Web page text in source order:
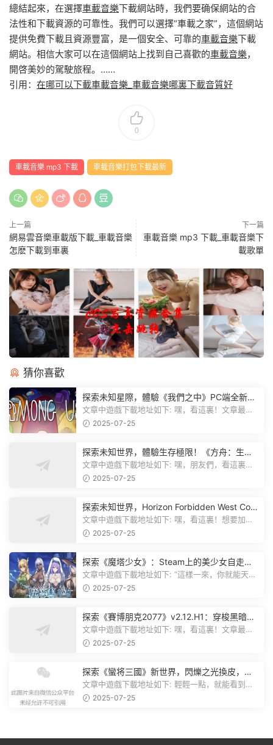
總結起來，在選擇車載音樂下載網站時，我們要确保網站的合
法性和下載資源的可靠性。我們可以選擇“車載之家”，這個網站
提供免費下載且資源豐富，是一個安全、可靠的車載音樂下載
網站。相信大家可以在這個網站上找到自己喜歡的車載音樂，
開啓美妙的駕駛旅程。……
引用： 在哪可以下載車載音樂_車載音樂哪裏下載音質好
0
車載音樂 mp3 下載 車載音樂打包下載最新
上一篇
網易雲音樂車載版下載_車載音樂
怎麽下載到車裏
下一篇
車載音樂 mp3 下載_車載音樂下
載歌單
猜你喜歡
探索未知星際，體驗《我們之中》PC端全新版
本
文章中遊戲下載地址如下: 嘿，看這裏！文章最後
有個圖片，點一下就能加入我們遊...
2025-07-25
探索未知世界，體驗生存極限！《方舟：生存
飛升》v38.9中文版全新升級！
文章中遊戲下載地址如下: 嘿，朋友們，看這裏！
《方舟：生存飛升》這個遊戲超火...
2025-07-25
探索未知世界，Horizon Forbidden West Com
plete Edition正式發布！
文章中遊戲下載地址如下: 嘿，看這裏！想要加入
遊戲資源分享群，就點文章最後那...
2025-07-25
探索《魔塔少女》：Steam上的美少女自走
棋，戰鬥與策略的雙重盛宴！
文章中遊戲下載地址如下: “這樣一來，你就能天天
2025-07-25
探索《賽博朋克2077》v2.12.H1：穿梭黑暗都
市，感受未來世界的震撼
文章中遊戲下載地址如下: 嘿，看這裏！文章最後
有個圖片，點一下就能加入我們的...
2025-07-25
探索《蠻将三國》新世界，閃爍之光換皮，共
赴手遊盛宴！
文章中遊戲下載地址如下: 輕輕一點，就能看到原
文。 滑動一下屏幕，就能看到...
2025-07-25